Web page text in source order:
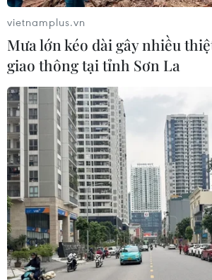
TIN CÙNG CHUYÊN MỤC
Tiêu chí mới phân loại doanh nghiệp
để thực hiện cơ cấu lại vốn nhà nước
06/08/2026 15:08
Meta tung công cụ AI lập trình tự
động cho nhà phát triển
06/08/2026 06:40
Doanh thu AI của Microsoft phụ
vietnamplus.vn
Mưa lớn kéo dài gây nhiều
giao thông tại tỉnh Sơn La